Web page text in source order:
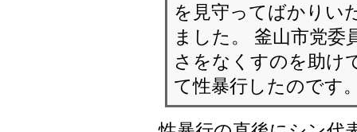
を見守ってばかりい
ました。 釜山市党委
さをなくすのを助け
て性暴行したのです